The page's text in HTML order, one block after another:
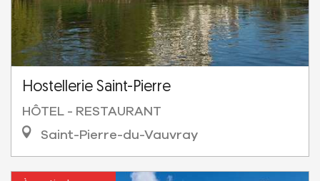
Hostellerie Saint-Pierre
HÔTEL - RESTAURANT
Saint-Pierre-du-Vauvray